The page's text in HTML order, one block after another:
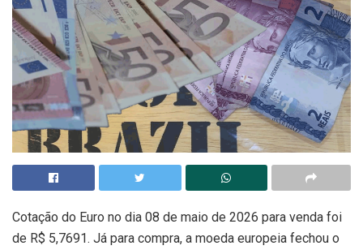
Cotação do Euro no dia 08 de maio de 2026 para venda foi
de R$ 5,7691. Já para compra, a moeda europeia fechou o